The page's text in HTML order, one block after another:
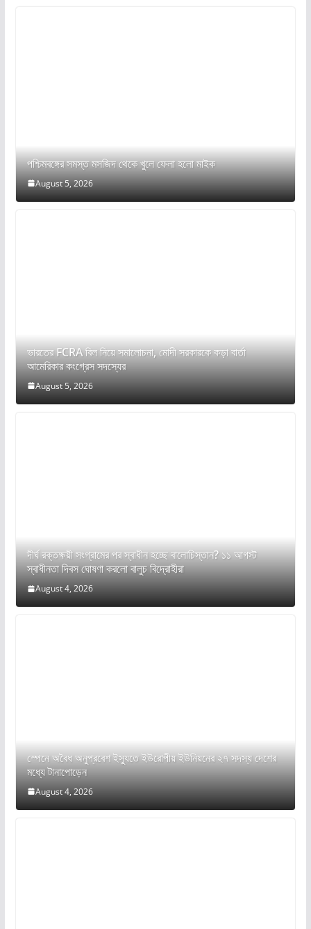
পশ্চিমবঙ্গের সমস্ত মসজিদ থেকে খুলে ফেলা হলো মাইক
August 5, 2026
ভারতের FCRA বিল নিয়ে সমালোচনা, মোদী সরকারকে কড়া বার্তা
আমেরিকার কংগ্রেস সদস্যের
August 5, 2026
দীর্ঘ রক্তক্ষয়ী সংগ্রামের পর স্বাধীন হচ্ছে বালোচিস্তান? ১১ আগস্ট
স্বাধীনতা দিবস ঘোষণা করলো বালুচ বিদ্রোহীরা
August 4, 2026
স্পেনে অবৈধ অনুপ্রবেশ ইস্যুতে ইউরোপীয় ইউনিয়নের ২৭ সদস্য দেশের
মধ্যে টানাপোড়েন
August 4, 2026